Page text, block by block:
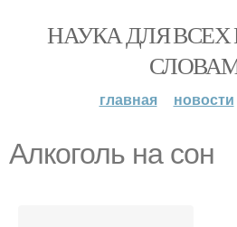
НАУКА ДЛЯ
главная новости
Алкоголь на сон